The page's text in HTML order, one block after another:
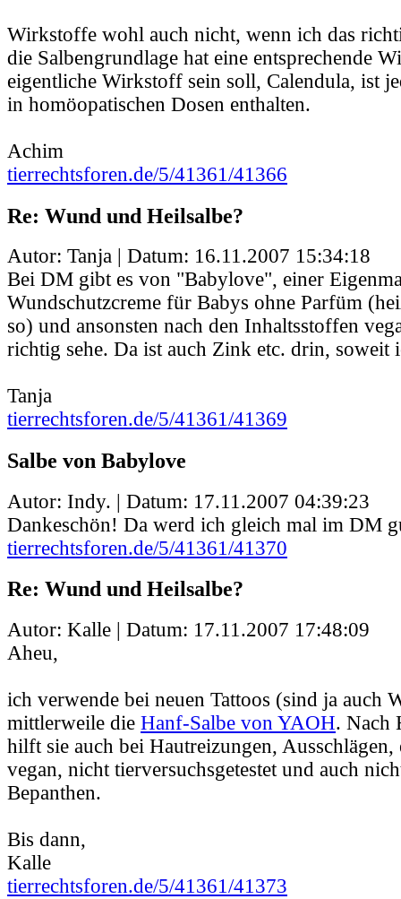
Wirkstoffe wohl auch nicht, wenn ich das
die Salbengrundlage hat eine entsprechende
eigentliche Wirkstoff sein soll, Calendula, ist
in homöopatischen Dosen enthalten.
Achim
tierrechtsforen.de/5/41361/41366
Re: Wund und Heilsalbe?
Autor: Tanja | Datum: 16.11.2007 15:34:18
Bei DM gibt es von "Babylove", einer
Wundschutzcreme für Babys ohne Parfüm
so) und ansonsten nach den Inhaltsstoffen
richtig sehe. Da ist auch Zink etc. drin, soweit
Tanja
tierrechtsforen.de/5/41361/41369
Salbe von Babylove
Autor: Indy. | Datum: 17.11.2007 04:39:23
Dankeschön! Da werd ich gleich mal im DM
tierrechtsforen.de/5/41361/41370
Re: Wund und Heilsalbe?
Autor: Kalle | Datum: 17.11.2007 17:48:09
Aheu,
ich verwende bei neuen Tattoos (sind ja auch
mittlerweile die Hanf-Salbe von YAOH. Nach
hilft sie auch bei Hautreizungen, Ausschlägen,
vegan, nicht tierversuchsgetestet und auch
Bepanthen.
Bis dann,
Kalle
tierrechtsforen.de/5/41361/41373